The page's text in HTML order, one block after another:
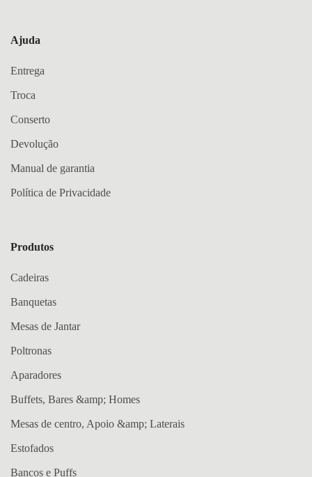
Ajuda
Entrega
Troca
Conserto
Devolução
Manual de garantia
Política de Privacidade
Produtos
Cadeiras
Banquetas
Mesas de Jantar
Poltronas
Aparadores
Buffets, Bares &amp; Homes
Mesas de centro, Apoio &amp; Laterais
Estofados
Bancos e Puffs